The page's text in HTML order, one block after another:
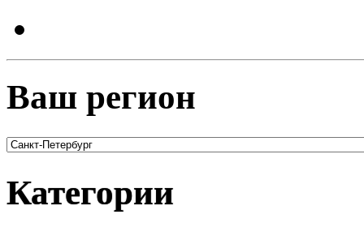
Ваш регион
Категории